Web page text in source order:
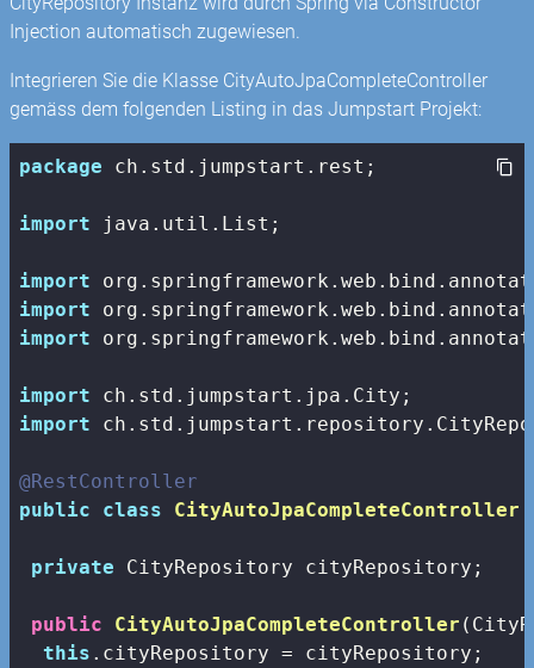
Injection automatisch zugewiesen.
Integrieren Sie die Klasse CityAutoJpaCompleteController
gemäss dem folgenden Listing in das Jumpstart Projekt:
package ch.std.jumpstart.rest;
import java.util.List;
import
import
import
import
import
@RestController
public
class CityAutoJpaCompleteController
private CityRepository cityRepository;
public CityAutoJpaCompleteController
this .cityRepository = cityRepository;